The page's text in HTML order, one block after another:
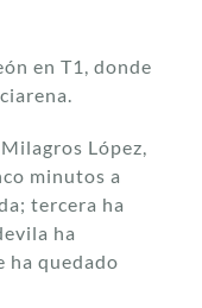
en T1, donde
López,
minutos a
tercera ha
ha
ha quedado